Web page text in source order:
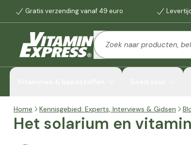
Gratis verzending vanaf 49 euro
Home Kennisgebied: Experts, Interviews & Gidsen
Het solarium en